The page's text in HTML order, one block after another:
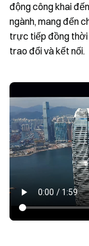
động công khai
ngành, mang đến
trực tiếp đồng thời
trao đổi và kết nối.